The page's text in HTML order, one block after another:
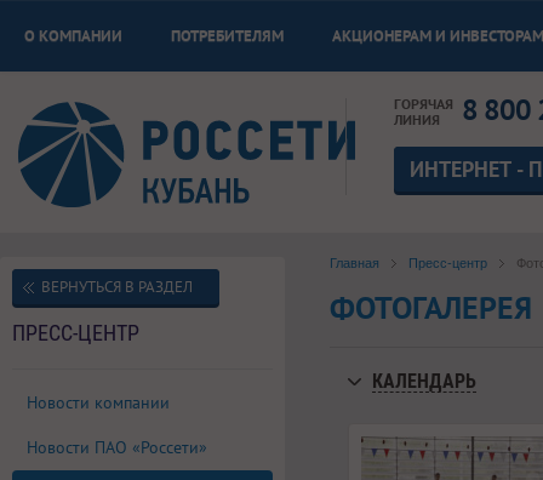
О КОМПАНИИ ПОТРЕБИТЕЛЯМ АКЦИОНЕРАМ И ИНВЕСТОРАМ
ГОРЯЧАЯ
ЛИНИЯ
8 800
ИНТЕРНЕТ -
Главная Пресс-центр
ФОТОГАЛЕРЕЯ
КАЛЕНДАРЬ
ВЕРНУТЬСЯ В РАЗДЕЛ
ПРЕСС-ЦЕНТР
Новости компании
Новости ПАО «Россети»